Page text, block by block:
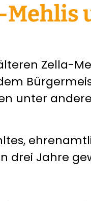
Zella-
unter
drei Jahre